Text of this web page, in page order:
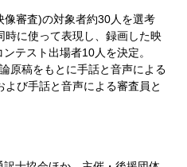
審査)の対象者約30人を選考
時に使って表現し、録画した映
テスト出場者10人を決定。
原稿をもとに手話と音声による
び手話と音声による審査員と